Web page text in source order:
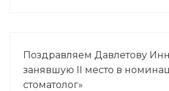
Поздравляем Давлетову
занявшую II место в
стоматолог»